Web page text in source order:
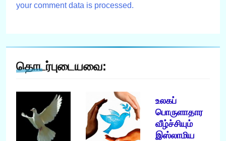
your comment data is processed.
தொடர்புடையவை:
உலகப்
பொருளாதார
வீழ்ச்சியும்
இஸ்லாமிய